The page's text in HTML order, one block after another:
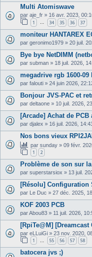
Multi Atomiswave
par aje_fr » 16 avr. 2023,
1 … 34 35 36 37
moniteur HANTAREX
par geronimo1979 » 20 juil.
Bye bye NetDIMM
par subman » 18 juil. 2026,
megadrive rgb 1600-09
par falouti » 24 juin 2026,
Bonjour JVS-PAC et
par deltaone » 10 juil. 2026,
[Arcade] Achat de PCB
par djalex » 16 juil. 2026,
Nos bons vieux
par sunday » 09 févr.
1 2
Problème de son sur
par superstarsiox » 13 juil.
[Résolu] Configuration
par Le Duc » 27 déc. 2025,
KOF 2003 PCB
parAbou83 » 11 juil. 2026,
[RpiTe@M] [Dreamcast
par eLLuiGi » 23 nov. 2020,
1 … 55 56 57 58
batocera jvs ;)